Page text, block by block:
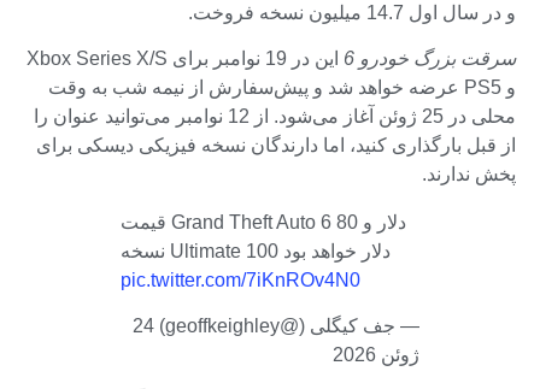
و در سال اول 14.7 میلیون نسخه فروخت.
سرقت بزرگ خودرو 6
این در 19 نوامبر برای Xbox Series X/S
و PS5 عرضه خواهد شد و پیش‌سفارش از نیمه شب به وقت
محلی در 25 ژوئن آغاز می‌شود. از 12 نوامبر می‌توانید عنوان را
از قبل بارگذاری کنید، اما دارندگان نسخه فیزیکی دیسکی برای
پخش ندارند.
قیمت Grand Theft Auto 6 80 دلار و
نسخه Ultimate 100 دلار خواهد بود
pic.twitter.com/7iKnROv4N0
— جف کیگلی (@geoffkeighley) 24
ژوئن 2026